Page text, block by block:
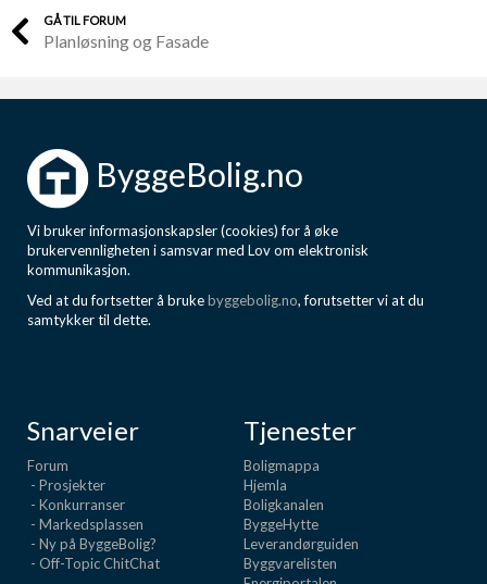
GÅ TIL FORUM
Planløsning og Fasade
ByggeBolig.no
Vi bruker informasjonskapsler (cookies) for å øke
brukervennligheten i samsvar med Lov om elektronisk
kommunikasjon.
Ved at du fortsetter å brukebyggebolig.no, forutsetter vi at du
samtykker til dette.
Snarveier
Forum
- Prosjekter
- Konkurranser
- Markedsplassen
- Ny på ByggeBolig?
- Off-Topic ChitChat
Tjenester
Boligmappa
Hjemla
Boligkanalen
ByggeHytte
Leverandørguiden
Byggvarelisten